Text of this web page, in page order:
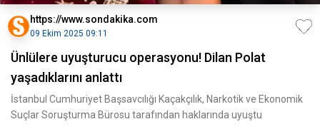
https://www.sondakika.com
09 Ekim 2025 09:11
Ünlülere uyuşturucu operasyonu! Dilan Polat
yaşadıklarını anlattı
İstanbul Cumhuriyet Başsavcılığı Kaçakçılık, Narkotik ve Ekonomik
Suçlar Soruşturma Bürosu tarafından haklarında uyuştu